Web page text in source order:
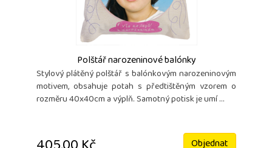
Polštář narozeninové balónky
Stylový plátěný polštář s balónkovým narozeninovým
motivem, obsahuje potah s předtištěným vzorem o
rozměru 40x40cm a výplň. Samotný potisk je umí ...